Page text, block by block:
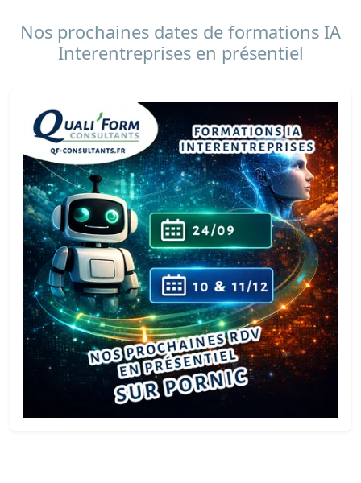
Nos prochaines dates de formations IA
Interentreprises en présentiel